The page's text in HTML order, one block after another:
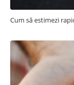
Cum să estimezi